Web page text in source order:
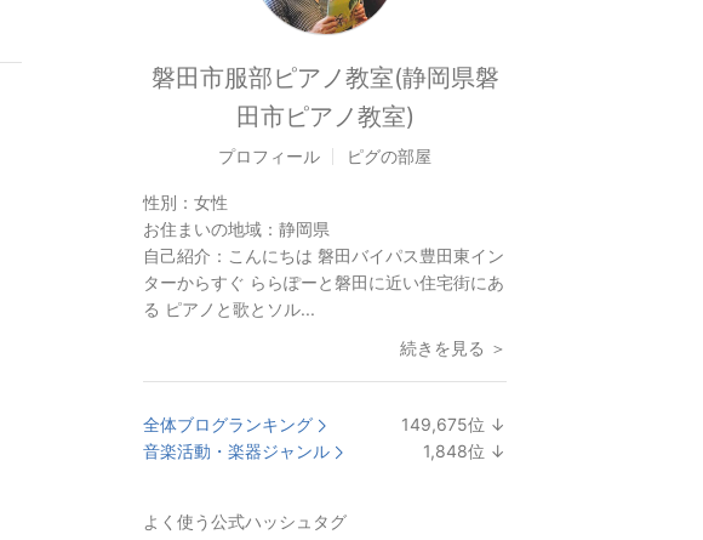
磐田市服部ピアノ教室(静岡県磐
田市ピアノ教室)
プロフィール ピグの部屋
性別： 女性
お住まいの地域： 静岡県
自己紹介： こんにちは 磐田バイパス豊田東イン
ターからすぐ ららぽーと磐田に近い住宅街にあ
る ピアノと歌とソル...
続きを見る ＞
全体ブログランキング 149,675位 ↓
音楽活動・楽器ジャンル 1,848位 ↓
よく使う公式ハッシュタグ